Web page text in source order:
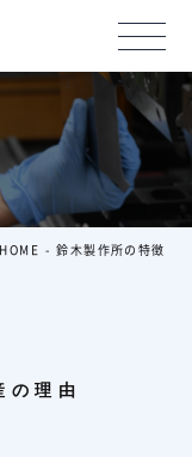
HOME 鈴木製作所の特徴
の理由